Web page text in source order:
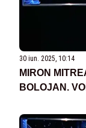
30 iun. 2025, 10:14
MIRON
BOLOJAN.